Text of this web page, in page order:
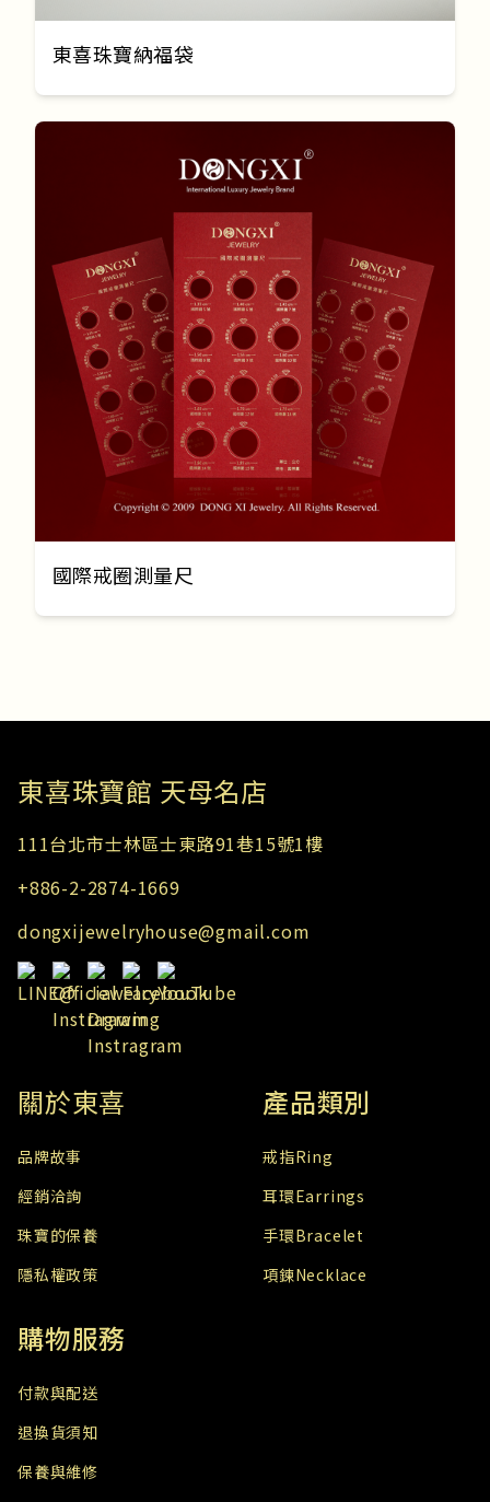
東喜珠寶納福袋
國際戒圈測量尺
東​喜珠寶館 天母名店
111台北市士林區士東路91巷15號1樓
+886-2-2874-1669
dongxijewelryhouse@gmail.com
關於東喜
​品牌故事
經銷洽詢
珠寶的保養
隱私權政策
產品類別
戒指Ring
耳環Earrings
手環Bracelet
項鍊Necklace
購物服務
付款與配送
退換貨須知
保養與維修